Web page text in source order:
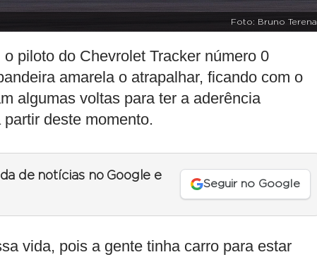
Foto: Bruno Terena
piloto do Chevrolet Tracker número 0
amarela o atrapalhar, ficando com o
algumas voltas para ter a aderência
deste momento.
de notícias no Google e
Seguir no Google
vida, pois a gente tinha carro para estar